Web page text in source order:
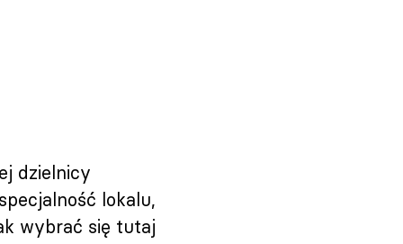
dzielnicy
lokalu,
wybrać się tutaj